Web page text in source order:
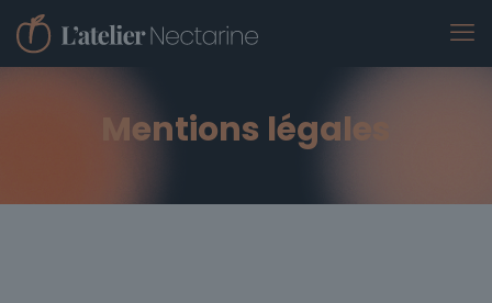
Mentions légales